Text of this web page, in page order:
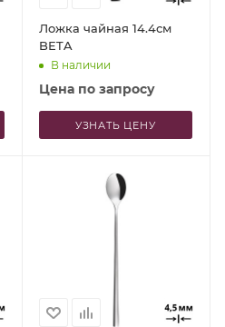
Ложка чайная 14.4см
BETA
В наличии
Цена по запросу
УЗНАТЬ ЦЕНУ